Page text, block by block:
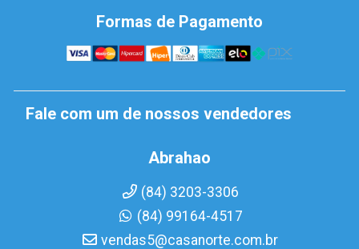
Formas de Pagamento
Fale com um de nossos vendedores
Abrahao
(84) 3203-3306
(84) 99164-4517
vendas5@casanorte.com.br